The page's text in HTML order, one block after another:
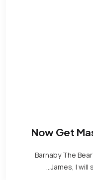
Now Get
Barnaby The
James, I will